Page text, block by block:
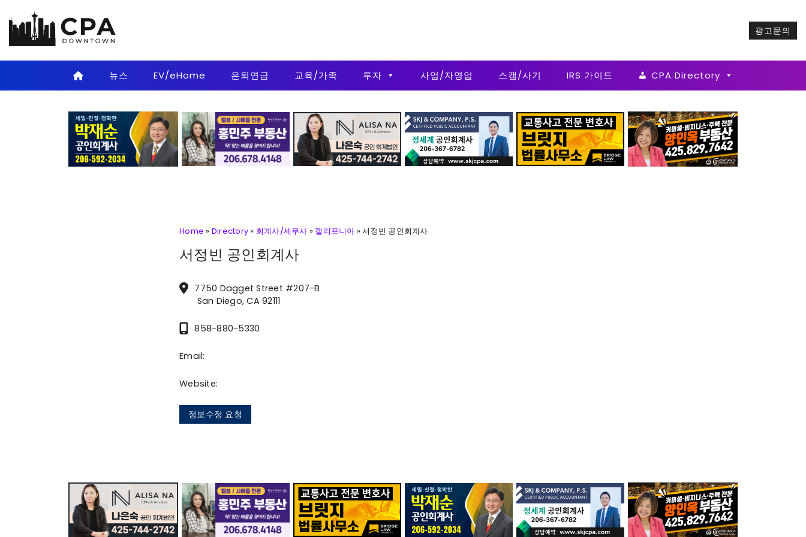
광고문의
뉴스 EV/eHome 은퇴연금 교육/가족 투자 사업/자영업 스캠/사기 IRS 가이드 CPA Directory
Home » Directory » 회계사/세무사 » 캘리포니아 »서정빈 공인회계사
서정빈 공인회계사
7750 Dagget Street #207-B
San Diego, CA 92111
858-880-5330
Email:
Website:
정보수정 요청